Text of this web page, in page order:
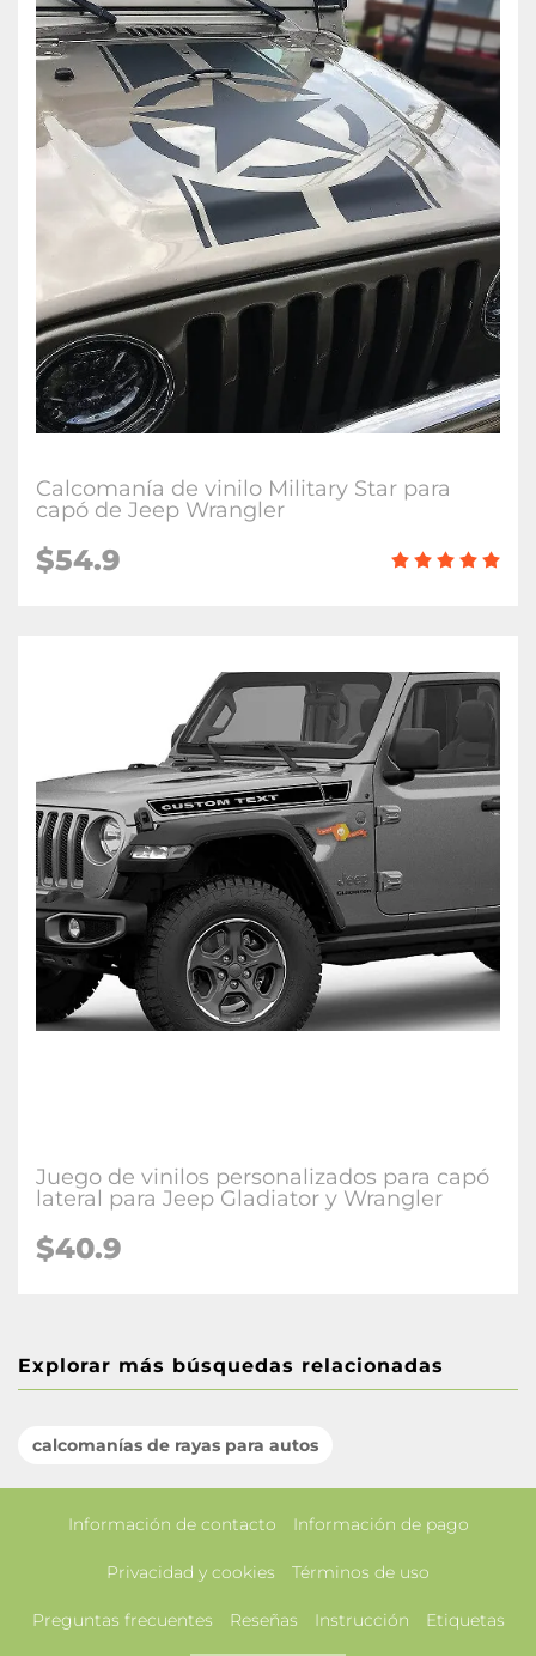
Calcomanía de vinilo Military Star para
capó de Jeep Wrangler
$54.9
Juego de vinilos personalizados para capó
lateral para Jeep Gladiator y Wrangler
$40.9
Explorar más búsquedas relacionadas
calcomanías de rayas para autos
Información de contacto Información de pago
Privacidad y cookies Términos de uso
Preguntas frecuentes Reseñas Instrucción Etiquetas